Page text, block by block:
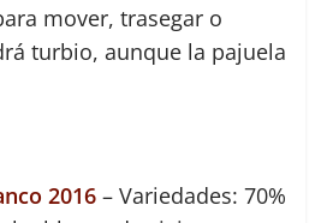
mover, trasegar o
turbio, aunque la pajuela
2016 – Variedades: 70%